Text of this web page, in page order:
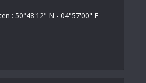
: 50°48'12" N - 04°57'00" E